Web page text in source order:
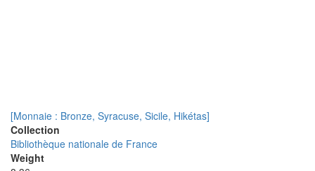
[Monnaie : Bronze, Syracuse, Sicile, Hikétas]
Collection
Bibliothèque nationale de France
Weight